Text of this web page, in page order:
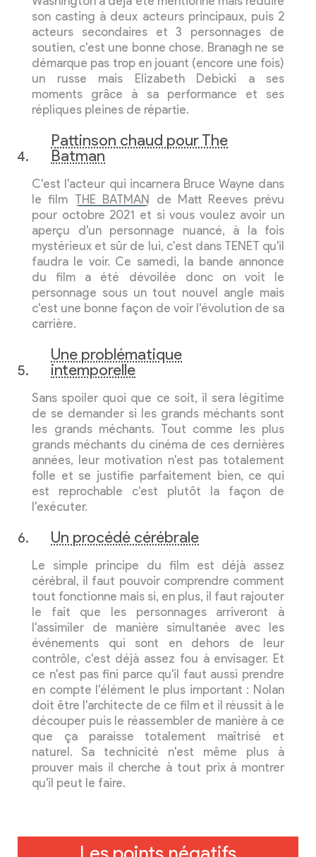
son casting à deux acteurs principaux, puis 2
acteurs secondaires et 3 personnages de
soutien, c'est une bonne chose. Branagh ne se
démarque pas trop en jouant (encore une fois)
un russe mais Elizabeth Debicki a ses
moments grâce à sa performance et ses
répliques pleines de répartie.
Pattinson chaud pour The
Batman
C'est l'acteur qui incarnera Bruce Wayne dans
le film THE BATMAN
de Matt Reeves prévu
pour octobre 2021 et si vous voulez avoir un
aperçu d'un personnage nuancé, à la fois
mystérieux et sûr de lui, c'est dans TENET qu'il
faudra le voir. Ce samedi, la bande annonce
du film a été dévoilée donc on voit le
personnage sous un tout nouvel angle mais
c'est une bonne façon de voir l'évolution de sa
carrière.
Une problématique
intemporelle
Sans spoiler quoi que ce soit, il sera légitime
de se demander si les grands méchants sont
les grands méchants. Tout comme les plus
grands méchants du cinéma de ces dernières
années, leur motivation n'est pas totalement
folle et se justifie parfaitement bien, ce qui
est reprochable c'est plutôt la façon de
l'exécuter.
Un procédé cérébrale
Le simple principe du film est déjà assez
cérébral, il faut pouvoir comprendre comment
tout fonctionne mais si, en plus, il faut rajouter
le fait que les personnages arriveront à
l'assimiler de manière simultanée avec les
événements qui sont en dehors de leur
contrôle, c'est déjà assez fou à envisager. Et
ce n'est pas fini parce qu'il faut aussi prendre
en compte l'élément le plus important : Nolan
doit être l'architecte de ce film et il réussit à le
découper puis le réassembler de manière à ce
que ça paraisse totalement maîtrisé et
naturel. Sa technicité n'est même plus à
prouver mais il cherche à tout prix à montrer
qu'il peut le faire.